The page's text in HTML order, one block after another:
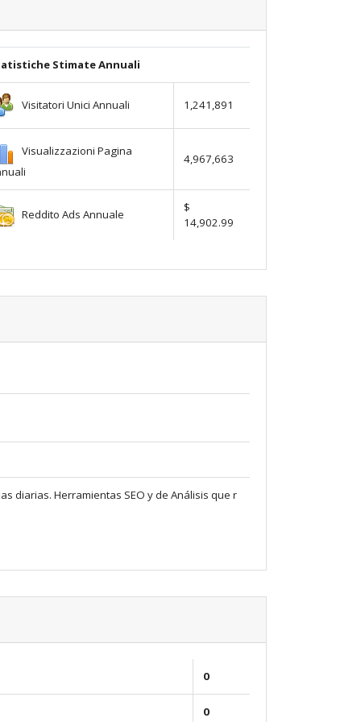
Stimate Annuali
Visitatori Unici Annuali 1,241,891
Visualizzazioni Pagina
4,967,663
Reddito Ads Annuale
$
14,902.99
diarias. Herramientas SEO y de Análisis que r
0
0